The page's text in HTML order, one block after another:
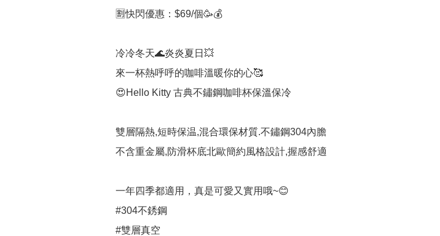
🈹快閃優惠：$69/個🥳💰
冷冷冬天🌊炎炎夏日💥
來一杯熱呼呼的咖啡溫暖你的心🥰
😍Hello Kitty 古典不鏽鋼咖啡杯保溫保冷
雙層隔熱,短時保温,混合環保材質.不鏽鋼304內膽
不含重金屬,防滑杯底北歐簡約風格設計,握感舒適
一年四季都適用，真是可愛又實用哦~😊
#304不銹鋼
#雙層真空